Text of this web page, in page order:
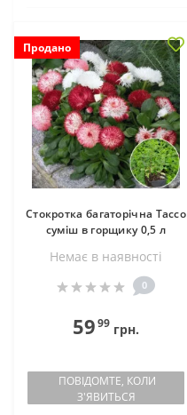
Продано
Стокротка багаторічна Тассо
суміш в горщику 0,5 л
Немає в наявностi
0
5999 грн.
ПОВІДОМТЕ, КОЛИ
З'ЯВИТЬСЯ